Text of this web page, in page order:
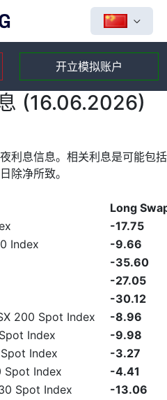
开立模拟账户
(16.06.2026)
利息信息。相关利息是可能包括
除净所致。
Long
-17.75
Index
-9.66
-35.60
-27.05
-30.12
200 Spot Index
-8.96
Index
-9.98
Index
-3.27
Spot Index
-4.41
Spot Index
-13.06